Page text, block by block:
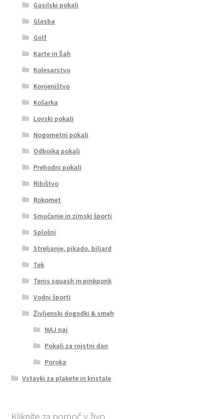
Gasilski pokali
Glasba
Golf
Karte in Šah
Kolesarstvo
Konjeništvo
Košarka
Lovski pokali
Nogometni pokali
Odbojka pokali
Prehodni pokali
Ribištvo
Rokomet
Smučanje in zimski športi
Splošni
Streljanje, pikado, biljard
Tek
Tenis squash in pinkponk
Vodni športi
Življenski dogodki & smeh
NAJ naj
Pokali za rojstni dan
Poroka
Vstavki za plakete in kristale
Kliknite za pomoč v živo